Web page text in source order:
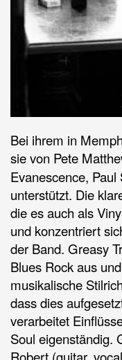
Bei ihrem in
sie von Pete
Evanescence,
unterstützt. Die
die es auch als
und konzentriert
der Band. Greasy
Blues Rock aus
musikalische
dass dies
verarbeitet
Soul eigenständig.